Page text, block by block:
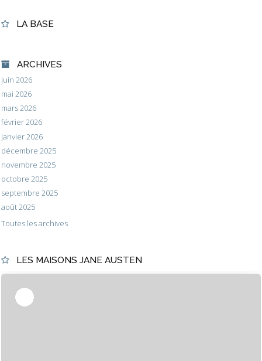
LA BASE
ARCHIVES
juin 2026
mai 2026
mars 2026
février 2026
janvier 2026
décembre 2025
novembre 2025
octobre 2025
septembre 2025
août 2025
Toutes les archives
LES MAISONS JANE AUSTEN